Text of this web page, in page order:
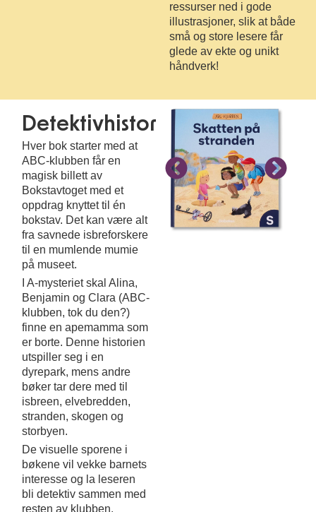
ressurser ned i gode
illustrasjoner, slik at både
små og store lesere får
glede av ekte og unikt
håndverk!
Detektivhistoriene
Hver bok starter med at
ABC-klubben får en
magisk billett av
Bokstavtoget med et
oppdrag knyttet til én
bokstav. Det kan være alt
fra savnede isbreforskere
til en mumlende mumie
på museet.
I A-mysteriet skal Alina,
Benjamin og Clara (ABC-
klubben, tok du den?)
finne en apemamma som
er borte. Denne historien
utspiller seg i en
dyrepark, mens andre
bøker tar dere med til
isbreen, elvebredden,
stranden, skogen og
storbyen.
De visuelle sporene i
bøkene vil vekke barnets
interesse og la leseren
bli detektiv sammen med
resten av klubben.